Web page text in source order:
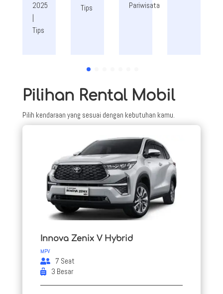
2025
Tips
Tips
Pariwisata
Pilihan Rental Mobil
Pilih kendaraan yang sesuai dengan kebutuhan kamu.
Innova Zenix V Hybrid
MPV
7 Seat
3 Besar